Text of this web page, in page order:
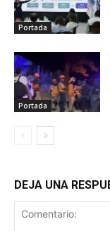
Portada
Portada
DEJA UNA